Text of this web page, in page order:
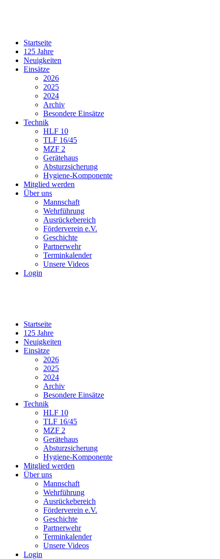
Startseite
125 Jahre
Neuigkeiten
Einsätze
2026
2025
2024
Archiv
Besondere Einsätze
Technik
HLF 10
TLF 16/45
MZF 2
Gerätehaus
Absturzsicherung
Hygiene-Komponente
Mitglied werden
Über uns
Mannschaft
Wehrführung
Ausrückebereich
Förderverein e.V.
Geschichte
Partnerwehr
Terminkalender
Unsere Videos
Login
Startseite
125 Jahre
Neuigkeiten
Einsätze
2026
2025
2024
Archiv
Besondere Einsätze
Technik
HLF 10
TLF 16/45
MZF 2
Gerätehaus
Absturzsicherung
Hygiene-Komponente
Mitglied werden
Über uns
Mannschaft
Wehrführung
Ausrückebereich
Förderverein e.V.
Geschichte
Partnerwehr
Terminkalender
Unsere Videos
Login